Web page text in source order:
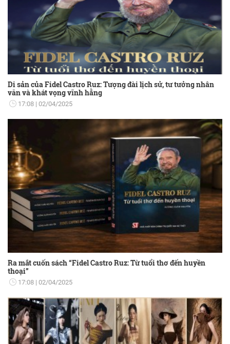
Di sản của Fidel Castro Ruz: Tượng đài lịch sử, tư tưởng nhân
văn và khát vọng vĩnh hằng
17:08 02/04/2025
Ra mắt cuốn sách “Fidel Castro Ruz: Từ tuổi thơ đến huyền
thoại”
17:08 02/04/2025